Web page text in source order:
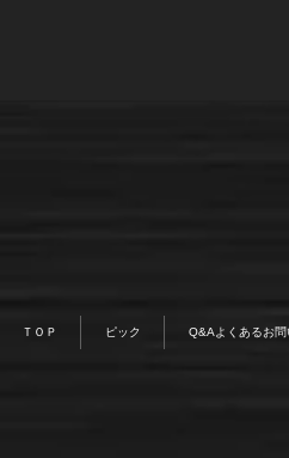
ＴＯＰ ピック Q&Aよくあるお問